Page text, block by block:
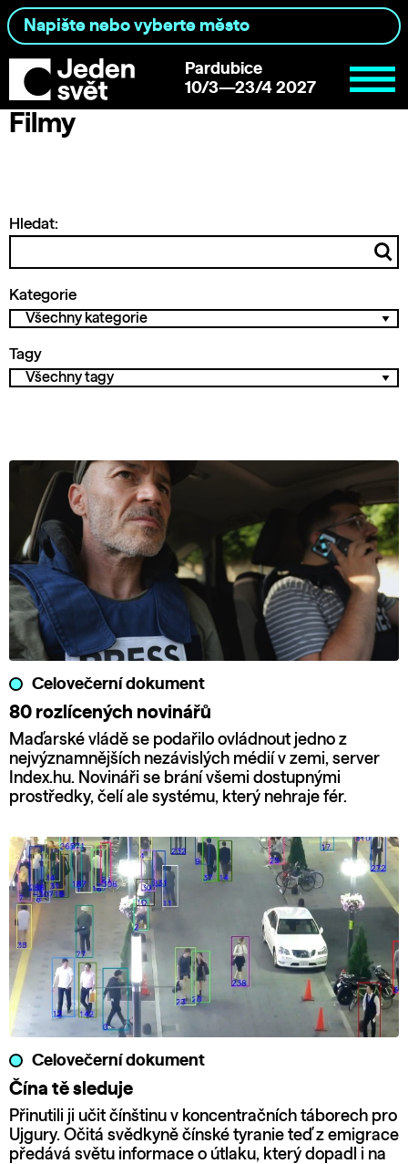
Pardubice
10/3—23/4 2027
Filmy
Hledat:
Kategorie
Tagy
Celovečerní dokument
80 rozlícených novinářů
Maďarské vládě se podařilo ovládnout jedno z
nejvýznamnějších nezávislých médií v zemi, server
Index.hu. Novináři se brání všemi dostupnými
prostředky, čelí ale systému, který nehraje fér.
Celovečerní dokument
Čína tě sleduje
Přinutili ji učit čínštinu v koncentračních táborech pro
Ujgury. Očitá svědkyně čínské tyranie teď z emigrace
předává světu informace o útlaku, který dopadl i na